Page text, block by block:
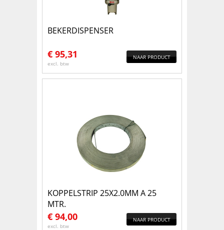
BEKERDISPENSER
€ 95,31
excl. btw
NAAR PRODUCT
KOPPELSTRIP 25X2.0MM A 25
MTR.
€ 94,00
excl. btw
NAAR PRODUCT